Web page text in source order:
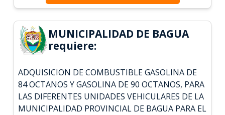
MUNICIPALIDAD DE BAGUA
requiere:
ADQUISICION DE COMBUSTIBLE GASOLINA DE
84 OCTANOS Y GASOLINA DE 90 OCTANOS, PARA
LAS DIFERENTES UNIDADES VEHICULARES DE LA
MUNICIPALIDAD PROVINCIAL DE BAGUA PARA EL